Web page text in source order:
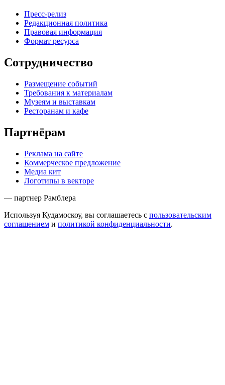
Пресс-релиз
Редакционная политика
Правовая информация
Формат ресурса
Сотрудничество
Размещение событий
Требования к материалам
Музеям и выставкам
Ресторанам и кафе
Партнёрам
Реклама на сайте
Коммерческое предложение
Медиа кит
Логотипы в векторе
— партнер Рамблера
Используя Кудамоскоу, вы соглашаетесь с пользовательским
соглашением и политикой конфиденциальности.